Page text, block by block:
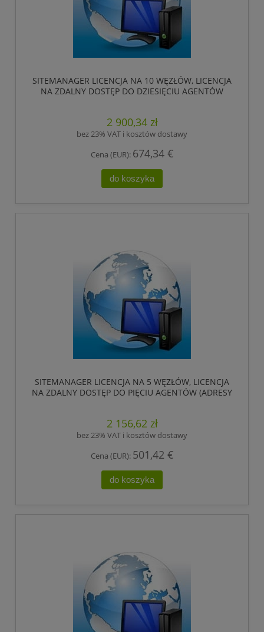
SITEMANAGER LICENCJA NA 10 WĘZŁÓW, LICENCJA
NA ZDALNY DOSTĘP DO DZIESIĘCIU AGENTÓW
2 900,34 zł
bez 23% VAT i kosztów dostawy
Cena (EUR): 674,34 €
do koszyka
SITEMANAGER LICENCJA NA 5 WĘZŁÓW, LICENCJA
NA ZDALNY DOSTĘP DO PIĘCIU AGENTÓW (ADRESY
2 156,62 zł
bez 23% VAT i kosztów dostawy
Cena (EUR): 501,42 €
do koszyka